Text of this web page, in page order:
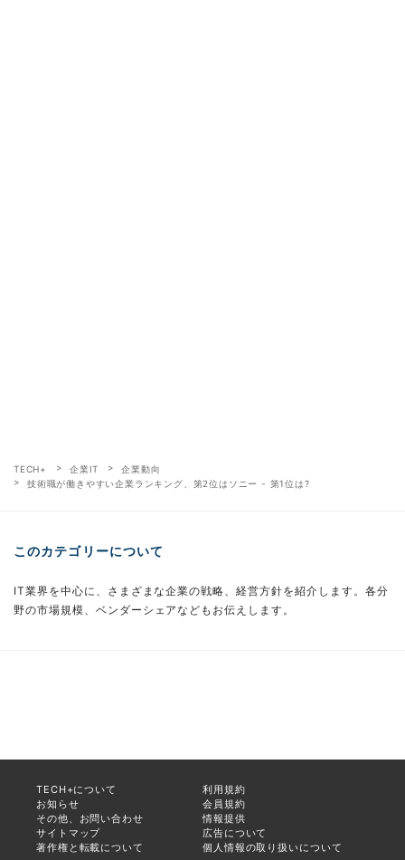
TECH+ 企業IT
企業動向
技術職が働きやすい企業ランキング、第2位はソニー - 第1位は?
このカテゴリーについて
IT業界を中心に、さまざまな企業の戦略、経営方針を紹介します。各分
野の市場規模、ベンダーシェアなどもお伝えします。
TECH+について
利用規約
お知らせ
会員規約
その他、お問い合わせ
情報提供
サイトマップ
広告について
著作権と転載について
個人情報の取り扱いについて